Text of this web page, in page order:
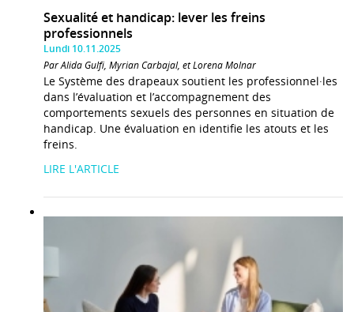
Sexualité et handicap: lever les freins
professionnels
Lundi 10.11.2025
Par Alida Gulfi, Myrian Carbajal, et Lorena Molnar
Le Système des drapeaux soutient les professionnel·les
dans l’évaluation et l’accompagnement des
comportements sexuels des personnes en situation de
handicap. Une évaluation en identifie les atouts et les
freins.
LIRE L'ARTICLE